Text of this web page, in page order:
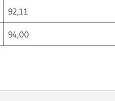
92,11
94,00